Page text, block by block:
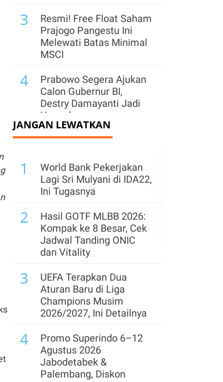
3
Resmi! Free Float Saham
Prajogo Pangestu Ini
Melewati Batas Minimal
MSCI
4
Prabowo Segera Ajukan
Calon Gubernur BI,
Destry Damayanti Jadi
Unggulan
5
IHSG Berpotensi Lanjut
Cermati Saham Pilihan
Analis
Jelang Rights Issue,
Hapsoro Divestasi
Saham Bukit Uluwatu
(BUVA) Rp 250 Miliar
Rupiah Menguat, Pelaku
Pasar Bersiap Menanti
Putusan FTSE Russell
Saham Karya Pacific
Kelar Ganti Pemilik,
Kinerja Paruh I Turun
Utang Kopdes Merah
JANGAN LEWATKAN
1
World Bank Pekerjakan
Lagi Sri Mulyani di IDA22,
Ini Tugasnya
2
Hasil GOTF MLBB 2026:
Kompak ke 8 Besar, Cek
Jadwal Tanding ONIC
dan Vitality
3
UEFA Terapkan Dua
Aturan Baru di Liga
Champions Musim
2026/2027, Ini Detailnya
4
Promo Superindo 6–12
Agustus 2026
Jabodetabek &
Palembang, Diskon